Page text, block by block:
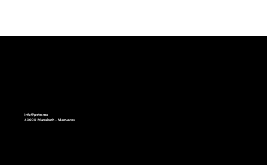
info@peter.ma
40000 Marrakech - Marruecos